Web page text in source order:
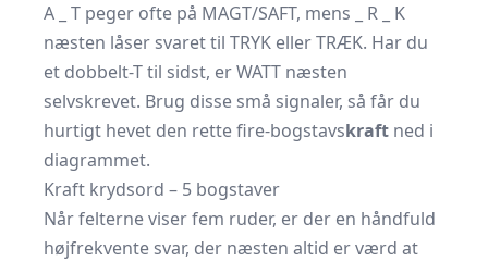
A _ T peger ofte på MAGT/SAFT, mens _ R _ K
næsten låser svaret til TRYK eller TRÆK. Har du
et dobbelt-T til sidst, er WATT næsten
selvskrevet. Brug disse små signaler, så får du
hurtigt hevet den rette fire-bogstavskraft ned i
diagrammet.
Kraft krydsord – 5 bogstaver
Når felterne viser fem ruder, er der en håndfuld
højfrekvente svar, der næsten altid er værd at